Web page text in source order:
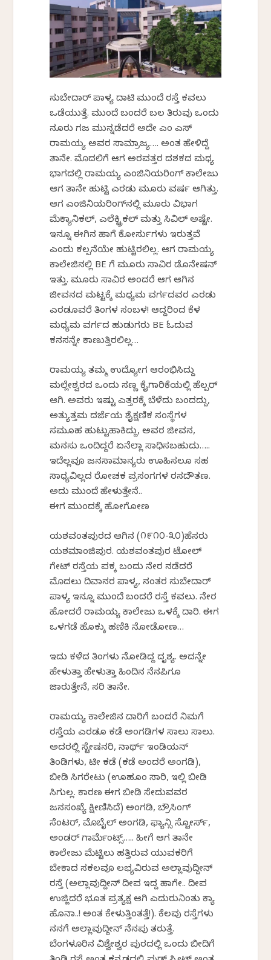
ಸುಬೇದಾರ್ ಪಾಳ್ಯ ದಾಟಿ ಮುಂದೆ ರಸ್ತೆ ಕವಲು
ಒಡೆಯುತ್ತೆ. ಮುಂದೆ ಬಂದರೆ ಬಲ ತಿರುವು ಒಂದು
ನೂರು ಗಜ ಮುನ್ನಡೆದರೆ ಅದೇ ಎಂ ಎಸ್
ರಾಮಯ್ಯ ಅವರ ಸಾಮ್ರಾಜ್ಯ…. ಅಂತ ಹೇಳಿದ್ದೆ
ತಾನೇ. ಮೊದಲಿಗೆ ಆಗ ಅರವತ್ತರ ದಶಕದ ಮಧ್ಯ
ಭಾಗದಲ್ಲಿ ರಾಮಯ್ಯ ಎಂಜಿನಿಯರಿಂಗ್ ಕಾಲೇಜು
ಆಗ ತಾನೇ ಹುಟ್ಟಿ ಎರಡು ಮೂರು ವರ್ಷ ಆಗಿತ್ತು.
ಆಗ ಎಂಜಿನಿಯರಿಂಗ್‌ನಲ್ಲಿ ಮೂರು ವಿಭಾಗ
ಮೆಕ್ಯಾನಿಕಲ್, ಎಲೆಕ್ಟ್ರಿಕಲ್ ಮತ್ತು ಸಿವಿಲ್ ಅಷ್ಟೇ.
ಇನ್ನೂ ಈಗಿನ ಹಾಗೆ ಕೋರ್ಸುಗಳು ಇರುತ್ತವೆ
ಎಂದು ಕಲ್ಪನೆಯೇ ಹುಟ್ಟಿರಲಿಲ್ಲ. ಆಗ ರಾಮಯ್ಯ
ಕಾಲೇಜಿನಲ್ಲಿ BE ಗೆ ಮೂರು ಸಾವಿರ ಡೊನೇಷನ್
ಇತ್ತು. ಮೂರು ಸಾವಿರ ಅಂದರೆ ಆಗ ಆಗಿನ
ಜೀವನದ ಮಟ್ಟಕ್ಕೆ ಮಧ್ಯಮ ವರ್ಗದವರ ಎರಡು
ಎರಡೂವರೆ ತಿಂಗಳ ಸಂಬಳ! ಆದ್ದರಿಂದ ಕೆಳ
ಮಧ್ಯಮ ವರ್ಗದ ಹುಡುಗರು BE ಓದುವ
ಕನಸನ್ನೇ ಕಾಣುತ್ತಿರಲಿಲ್ಲ…
ರಾಮಯ್ಯ ತಮ್ಮ ಉದ್ಯೋಗ ಆರಂಭಿಸಿದ್ದು
ಮಲ್ಲೇಶ್ವರದ ಒಂದು ಸಣ್ಣ ಕೈಗಾರಿಕೆಯಲ್ಲಿ ಹೆಲ್ಪರ್
ಆಗಿ. ಅವರು ಇಷ್ಟು ಎತ್ತರಕ್ಕೆ ಬೆಳೆದು ಬಂದದ್ದು,
ಅತ್ಯುತ್ತಮ ದರ್ಜೆಯ ಶೈಕ್ಷಣಿಕ ಸಂಸ್ಥೆಗಳ
ಸಮೂಹ ಹುಟ್ಟುಹಾಕಿದ್ದು, ಅವರ ಜೀವನ,
ಮನಸು ಒಂದಿದ್ದರೆ ಏನೆಲ್ಲಾ ಸಾಧಿಸಬಹುದು…..
ಇದೆಲ್ಲವೂ ಜನಸಾಮಾನ್ಯರು ಊಹಿಸಲೂ ಸಹ
ಸಾಧ್ಯವಿಲ್ಲದ ರೋಚಕ ಪ್ರಸಂಗಗಳ ರಸದೌತಣ.
ಅದು ಮುಂದೆ ಹೇಳುತ್ತೇನೆ..
ಈಗ ಮುಂದಕ್ಕೆ ಹೋಗೋಣ
ಯಶವಂತಪುರದ ಆಗಿನ (೧೯೧೦-೩೦)ಹೆಸರು
ಯಶಮಾಂಜಿಪುರ. ಯಶವಂತಪುರ ಟೋಲ್
ಗೇಟ್ ರಸ್ತೆಯ ಪಕ್ಕ ಬಂದು ನೇರ ನಡೆದರೆ
ಮೊದಲು ದಿವಾನರ ಪಾಳ್ಯ, ನಂತರ ಸುಬೇದಾರ್
ಪಾಳ್ಯ ಇನ್ನೂ ಮುಂದೆ ಬಂದರೆ ರಸ್ತೆ ಕವಲು. ನೇರ
ಹೋದರೆ ರಾಮಯ್ಯ ಕಾಲೇಜು ಒಳಕ್ಕೆ ದಾರಿ. ಈಗ
ಒಳಗಡೆ ಹೊಕ್ಕು ಹಣಿಕಿ ನೋಡೋಣ…
ಇದು ಕಳೆದ ತಿಂಗಳು ನೋಡಿದ್ದ ದೃಶ್ಯ. ಅದನ್ನೇ
ಹೇಳುತ್ತಾ ಹೇಳುತ್ತಾ ಹಿಂದಿನ ನೆನಪಿಗೂ
ಜಾರುತ್ತೇನೆ, ಸರಿ ತಾನೇ.
ರಾಮಯ್ಯ ಕಾಲೇಜಿನ ದಾರಿಗೆ ಬಂದರೆ ನಿಮಗೆ
ರಸ್ತೆಯ ಎರಡೂ ಕಡೆ ಅಂಗಡಿಗಳ ಸಾಲು ಸಾಲು.
ಅದರಲ್ಲಿ ಸ್ಟೇಷನರಿ, ನಾರ್ಥ್ ಇಂಡಿಯನ್
ತಿಂಡಿಗಳು, ಟೀ ಕಡೆ (ಕಡೆ ಅಂದರೆ ಅಂಗಡಿ),
ಬೀಡಿ ಸಿಗರೇಟು (ಊಹೂಂ ಸಾರಿ, ಇಲ್ಲಿ ಬೀಡಿ
ಸಿಗುಲ್ಲ. ಕಾರಣ ಈಗ ಬೀಡಿ ಸೇದುವವರ
ಜನಸಂಖ್ಯೆ ಕ್ಷೀಣಿಸಿದೆ) ಅಂಗಡಿ, ಬ್ರೌಸಿಂಗ್
ಸೆಂಟರ್, ಮೊಬೈಲ್ ಅಂಗಡಿ, ಫ್ಯಾನ್ಸಿ ಸ್ಟೋರ್ಸ್,
ಅಂಡರ್ ಗಾರ್ಮೆಂಟ್ಸ್….. ಹೀಗೆ ಆಗ ತಾನೇ
ಕಾಲೇಜು ಮೆಟ್ಟಿಲು ಹತ್ತಿರುವ ಯುವಕರಿಗೆ
ಬೇಕಾದ ಸಕಲವೂ ಲಭ್ಯವಿರುವ ಅಲ್ಲಾವುದ್ದೀನ್
ರಸ್ತೆ (ಅಲ್ಲಾವುದ್ದೀನ್ ದೀಪ ಇದ್ದ ಹಾಗೇ.. ದೀಪ
ಉಜ್ಜಿದರೆ ಭೂತ ಪ್ರತ್ಯಕ್ಷ ಆಗಿ ಎದುರುನಿಂತು ಕ್ಯಾ
ಹೊನಾ..! ಅಂತ ಕೇಳುತ್ತಿಂತತ್ತೆ!). ಕೆಲವು ರಸ್ತೆಗಳು
ನನಗೆ ಅಲ್ಲಾವುದ್ದೀನ್ ನೆನಪು ತರುತ್ತೆ.
ಬೆಂಗಳೂರಿನ ವಿಶ್ವೇಶ್ವರ ಪುರದಲ್ಲಿ ಒಂದು ಬೀದಿಗೆ